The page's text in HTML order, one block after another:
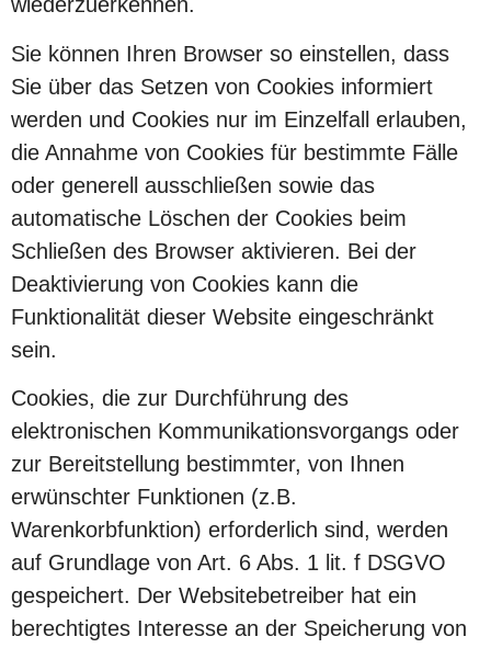
wiederzuerkennen.
Sie können Ihren Browser so einstellen, dass
Sie über das Setzen von Cookies informiert
werden und Cookies nur im Einzelfall erlauben,
die Annahme von Cookies für bestimmte Fälle
oder generell ausschließen sowie das
automatische Löschen der Cookies beim
Schließen des Browser aktivieren. Bei der
Deaktivierung von Cookies kann die
Funktionalität dieser Website eingeschränkt
sein.
Cookies, die zur Durchführung des
elektronischen Kommunikationsvorgangs oder
zur Bereitstellung bestimmter, von Ihnen
erwünschter Funktionen (z.B.
Warenkorbfunktion) erforderlich sind, werden
auf Grundlage von Art. 6 Abs. 1 lit. f DSGVO
gespeichert. Der Websitebetreiber hat ein
berechtigtes Interesse an der Speicherung von